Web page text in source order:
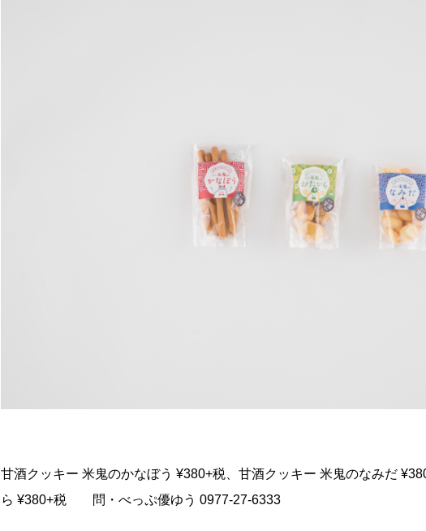
甘酒クッキー 米鬼のかなぼう ¥380+税、甘酒クッキー 米鬼のなみだ
ら ¥380+税 問・べっぷ優ゆう 0977-27-6333